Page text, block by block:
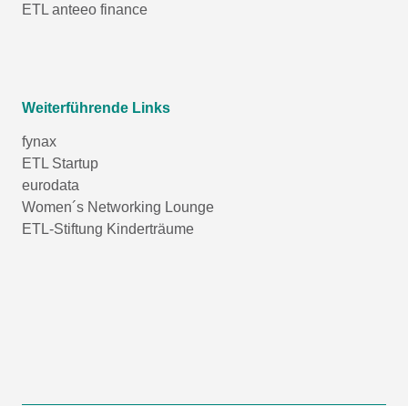
ETL anteeo finance
Weiterführende Links
fynax
ETL Startup
eurodata
Women´s Networking Lounge
ETL-Stiftung Kinderträume